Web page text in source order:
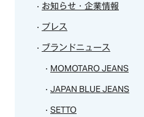
お知らせ・企業情報
プレス
ブランドニュース
MOMOTARO JEANS
JAPAN BLUE JEANS
SETTO